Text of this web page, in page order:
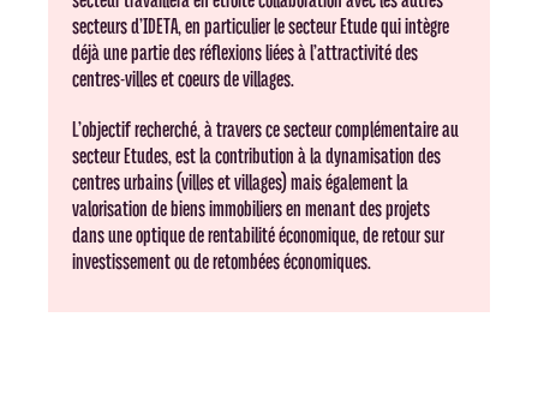
secteurs d’IDETA, en particulier le secteur Etude qui intègre
déjà une partie des réflexions liées à l’attractivité des
centres-villes et coeurs de villages.
L’objectif recherché, à travers ce secteur complémentaire au
secteur Etudes, est la contribution à la dynamisation des
centres urbains (villes et villages) mais également la
valorisation de biens immobiliers en menant des projets
dans une optique de rentabilité économique, de retour sur
investissement ou de retombées économiques.